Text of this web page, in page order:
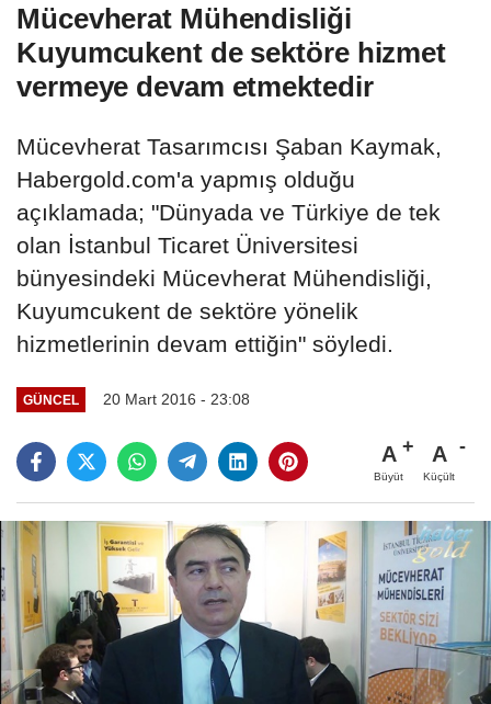
Mücevherat Mühendisliği
Kuyumcukent de sektöre hizmet
vermeye devam etmektedir
Mücevherat Tasarımcısı Şaban Kaymak,
Habergold.com'a yapmış olduğu
açıklamada; "Dünyada ve Türkiye de tek
olan İstanbul Ticaret Üniversitesi
bünyesindeki Mücevherat Mühendisliği,
Kuyumcukent de sektöre yönelik
hizmetlerinin devam ettiğin" söyledi.
GÜNCEL 20 Mart 2016 - 23:08
A
Büyüt
A
Küçült